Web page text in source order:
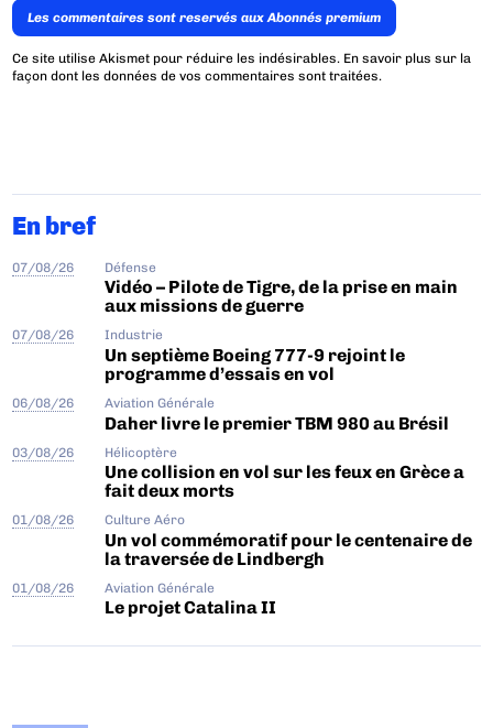
Les commentaires sont reservés aux Abonnés premium
Ce site utilise Akismet pour réduire les indésirables. En savoir plus sur la
façon dont les données de vos commentaires sont traitées.
En bref
07/08/26 Défense
Vidéo – Pilote de Tigre, de la prise en main
aux missions de guerre
07/08/26 Industrie
Un septième Boeing 777-9 rejoint le
programme d’essais en vol
06/08/26 Aviation Générale
Daher livre le premier TBM 980 au Brésil
03/08/26 Hélicoptère
Une collision en vol sur les feux en Grèce a
fait deux morts
01/08/26 Culture Aéro
Un vol commémoratif pour le centenaire de
la traversée de Lindbergh
01/08/26 Aviation Générale
Le projet Catalina II